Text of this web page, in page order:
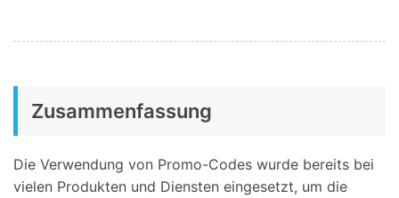
Zusammenfassung
Die Verwendung von Promo-Codes wurde bereits bei
vielen Produkten und Diensten eingesetzt, um die